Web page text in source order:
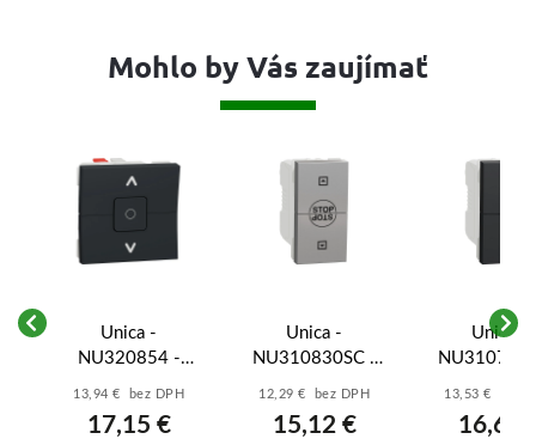
Mohlo by Vás zaujímať
Unica -
NU320854 -
Žalúziový
spínač 6A, 2M,
13,94 € bez DPH
17,15 €
Unica -
NU310830SC -
Žalúziový spínač
Aluminium
12,29 € bez DPH
15,12 €
Unica -
10A, 1M,
13,53 € bez
16,64